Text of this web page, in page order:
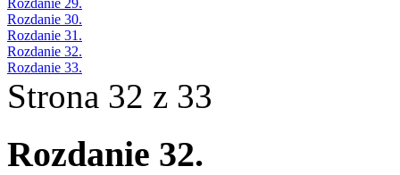
Rozdanie 29.
Rozdanie 30.
Rozdanie 31.
Rozdanie 32.
Rozdanie 33.
Strona 32 z 33
Rozdanie 32.